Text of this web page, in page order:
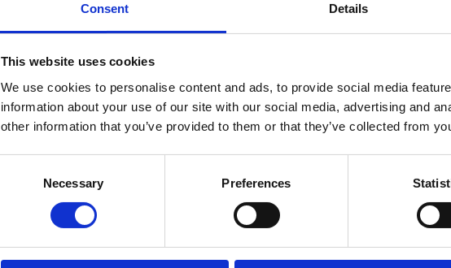
Consent Details
This website uses cookies
We use cookies to personalise content and ads, to provide social media
information about your use of our site with our social media, advertising and
other information that you’ve provided to them or that they’ve collected from
Necessary Preferences